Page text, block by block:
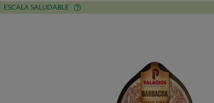
ESCALA SALUDABLE